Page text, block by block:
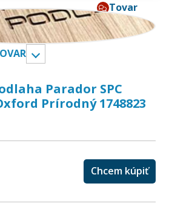
Tovar
Parador SPC
Prírodný 1748823
Chcem kúpiť